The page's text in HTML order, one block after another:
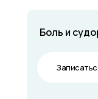
Боль и